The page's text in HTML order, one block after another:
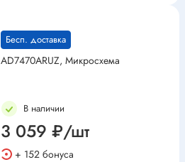
Бесп. доставка
AD7470ARUZ, Микросхема
В наличии
3 059 ₽/шт
+ 152 бонуса